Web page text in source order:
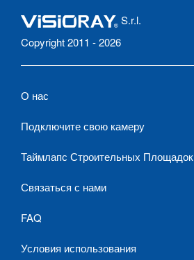
S.r.l.
Copyright 2011 - 2026
О нас
Подключите свою камеру
Таймлапс Строительных Площадок
Связаться с нами
FAQ
Условия использования